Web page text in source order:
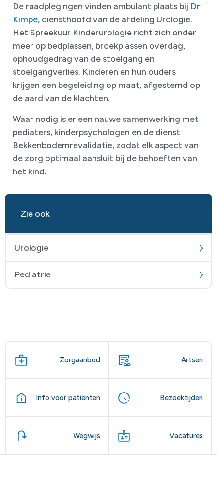
De raadplegingen vinden ambulant plaats bij Dr.
Kimpe, diensthoofd van de afdeling Urologie.
Het Spreekuur Kinderurologie richt zich onder
meer op bedplassen, broekplassen overdag,
ophoudgedrag van de stoelgang en
stoelgangverlies. Kinderen en hun ouders
krijgen een begeleiding op maat, afgestemd op
de aard van de klachten.
Waar nodig is er een nauwe samenwerking met
pediaters, kinderpsychologen en de dienst
Bekkenbodemrevalidatie, zodat elk aspect van
de zorg optimaal aansluit bij de behoeften van
het kind.
Zie ook
Urologie
Pediatrie
Zorgaanbod Artsen
Info voor patiënten Bezoektijden
Wegwijs Vacatures